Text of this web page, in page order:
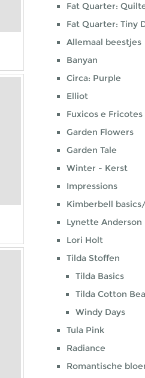
Fat Quarter:
Fat Quarter: Tiny
Allemaal beestjes
Banyan
Circa: Purple
Elliot
Fuxicos e Fricotes
Garden Flowers
Garden Tale
Winter - Kerst
Impressions
Kimberbell
Lynette Anderson
Lori Holt
Tilda Stoffen
Tilda Basics
Tilda Cotton
Windy Days
Tula Pink
Radiance
Romantische